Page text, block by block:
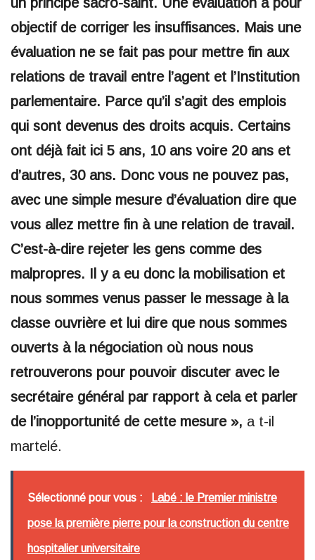
objectif de corriger les insuffisances. Mais une
évaluation ne se fait pas pour mettre fin aux
relations de travail entre l’agent et l’Institution
parlementaire. Parce qu’il s’agit des emplois
qui sont devenus des droits acquis. Certains
ont déjà fait ici 5 ans, 10 ans voire 20 ans et
d’autres, 30 ans. Donc vous ne pouvez pas,
avec une simple mesure d’évaluation dire que
vous allez mettre fin à une relation de travail.
C’est-à-dire rejeter les gens comme des
malpropres. Il y a eu donc la mobilisation et
nous sommes venus passer le message à la
classe ouvrière et lui dire que nous sommes
ouverts à la négociation où nous nous
retrouverons pour pouvoir discuter avec le
secrétaire général par rapport à cela et parler
de l’inopportunité de cette mesure », a t-il
martelé.
Sélectionné pour vous : Labé : le Premier ministre
pose la première pierre pour la construction du centre
hospitalier universitaire